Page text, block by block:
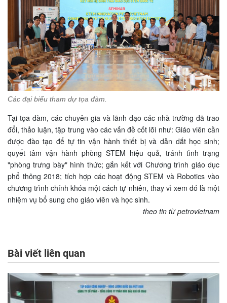
Các đại biểu tham dự tọa đàm.
Tại tọa đàm, các chuyên gia và lãnh đạo các nhà trường đã trao
đổi, thảo luận, tập trung vào các vấn đề cốt lõi như: Giáo viên cần
được đào tạo để tự tin vận hành thiết bị và dẫn dắt học sinh;
quyết tâm vận hành phòng STEM hiệu quả, tránh tình trạng
"phòng trưng bày" hình thức; gắn kết với Chương trình giáo dục
phổ thông 2018; tích hợp các hoạt động STEM và Robotics vào
chương trình chính khóa một cách tự nhiên, thay vì xem đó là một
nhiệm vụ bổ sung cho giáo viên và học sinh.
theo tin từ petrovietnam
Bài viết liên quan